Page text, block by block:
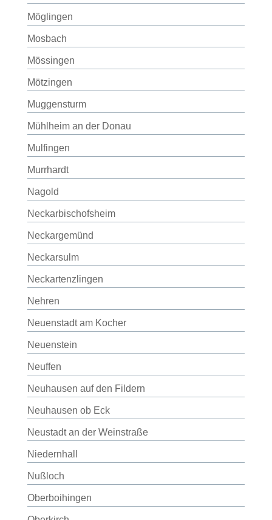
Möglingen
Mosbach
Mössingen
Mötzingen
Muggensturm
Mühlheim an der Donau
Mulfingen
Murrhardt
Nagold
Neckarbischofsheim
Neckargemünd
Neckarsulm
Neckartenzlingen
Nehren
Neuenstadt am Kocher
Neuenstein
Neuffen
Neuhausen auf den Fildern
Neuhausen ob Eck
Neustadt an der Weinstraße
Niedernhall
Nußloch
Oberboihingen